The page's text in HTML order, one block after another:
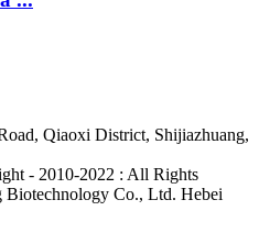
Qiaoxi District, Shijiazhuang,
- 2010-2022 : All Rights
Biotechnology Co., Ltd. Hebei